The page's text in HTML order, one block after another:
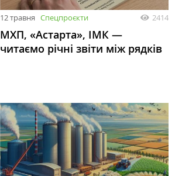
12 травня Спецпроєкти 2414
МХП, «Астарта», ІМК —
читаємо річні звіти між рядків